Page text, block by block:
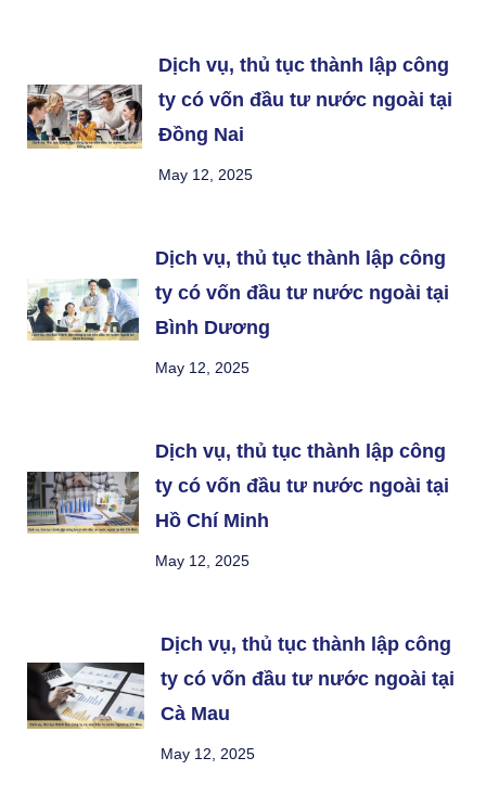
Dịch vụ, thủ tục thành lập công
ty có vốn đầu tư nước ngoài tại
Đồng Nai
May 12, 2025
Dịch vụ, thủ tục thành lập công
ty có vốn đầu tư nước ngoài tại
Bình Dương
May 12, 2025
Dịch vụ, thủ tục thành lập công
ty có vốn đầu tư nước ngoài tại
Hồ Chí Minh
May 12, 2025
Dịch vụ, thủ tục thành lập công
ty có vốn đầu tư nước ngoài tại
Cà Mau
May 12, 2025